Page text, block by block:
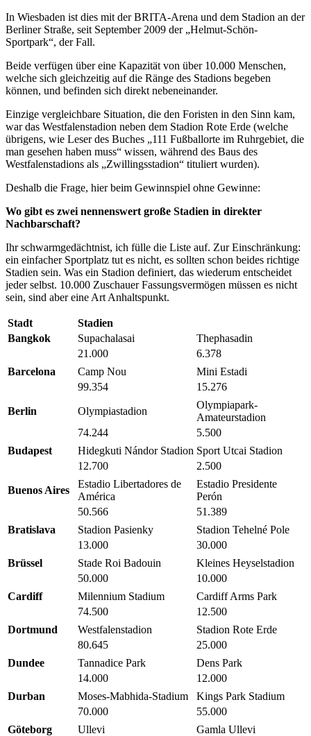
In Wiesbaden ist dies mit der BRITA-Arena und dem Stadion an der
Berliner Straße, seit September 2009 der „Helmut-Schön-
Sportpark“, der Fall.
Beide verfügen über eine Kapazität von über 10.000 Menschen,
welche sich gleichzeitig auf die Ränge des Stadions begeben
können, und befinden sich direkt nebeneinander.
Einzige vergleichbare Situation, die den Foristen in den Sinn kam,
war das Westfalenstadion neben dem Stadion Rote Erde (welche
übrigens, wie Leser des Buches „111 Fußballorte im Ruhrgebiet, die
man gesehen haben muss“ wissen, während des Baus des
Westfalenstadions als „Zwillingsstadion“ tituliert wurden).
Deshalb die Frage, hier beim Gewinnspiel ohne Gewinne:
Wo gibt es zwei nennenswert große Stadien in direkter
Nachbarschaft?
Ihr schwarmgedächtnist, ich fülle die Liste auf. Zur Einschränkung:
ein einfacher Sportplatz tut es nicht, es sollten schon beides richtige
Stadien sein. Was ein Stadion definiert, das wiederum entscheidet
jeder selbst. 10.000 Zuschauer Fassungsvermögen müssen es nicht
sein, sind aber eine Art Anhaltspunkt.
Stadt
Stadien
Bangkok
Supachalasai
Thephasadin
21.000
6.378
Barcelona
Camp Nou
Mini Estadi
99.354
15.276
Berlin Olympiastadion
Olympiapark-
Amateurstadion
74.244
5.500
Budapest
Hidegkuti Nándor Stadion Sport Utcai Stadion
12.700
2.500
Buenos Aires
Estadio Libertadores de
América
Estadio Presidente
Perón
50.566
51.389
Bratislava
Stadion Pasienky
Stadion Tehelné Pole
13.000
30.000
Brüssel
Stade Roi Badouin
Kleines Heyselstadion
50.000
10.000
Cardiff
Milennium Stadium
Cardiff Arms Park
74.500
12.500
Dortmund
Westfalenstadion
Stadion Rote Erde
80.645
25.000
Dundee
Tannadice Park
Dens Park
14.000
12.000
Durban
Moses-Mabhida-Stadium
Kings Park Stadium
70.000
55.000
Göteborg
Ullevi
Gamla Ullevi